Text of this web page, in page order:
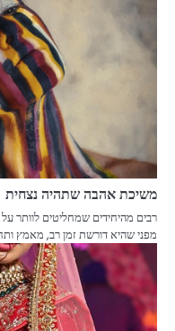
משיכת אהבה שתהיה נצחית
רבים מהיחידים שמחליטים לוותר
מפני שהיא דורשת זמן רב, מאמץ